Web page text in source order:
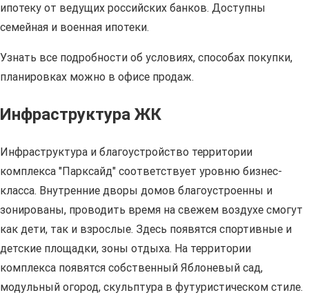
ипотеку от ведущих российских банков. Доступны
семейная и военная ипотеки.
Узнать все подробности об условиях, способах покупки,
планировках можно в офисе продаж.
Инфраструктура ЖК
Инфраструктура и благоустройство территории
комплекса "Парксайд" соответствует уровню бизнес-
класса. Внутренние дворы домов благоустроенны и
зонированы, проводить время на свежем воздухе смогут
как дети, так и взрослые. Здесь появятся спортивные и
детские площадки, зоны отдыха. На территории
комплекса появятся собственный Яблоневый сад,
модульный огород, скульптура в футуристическом стиле.